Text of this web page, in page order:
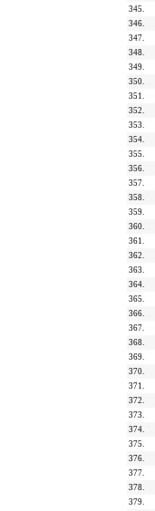
345.
346.
347.
348.
349.
350.
351.
352.
353.
354.
355.
356.
357.
358.
359.
360.
361.
362.
363.
364.
365.
366.
367.
368.
369.
370.
371.
372.
373.
374.
375.
376.
377.
378.
379.